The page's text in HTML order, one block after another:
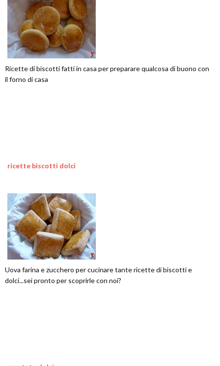
Ricette di biscotti fatti in casa per preparare qualcosa di buono con
il forno di casa
ricette biscotti dolci
Uova farina e zucchero per cucinare tante ricette di biscotti e
dolci...sei pronto per scoprirle con noi?